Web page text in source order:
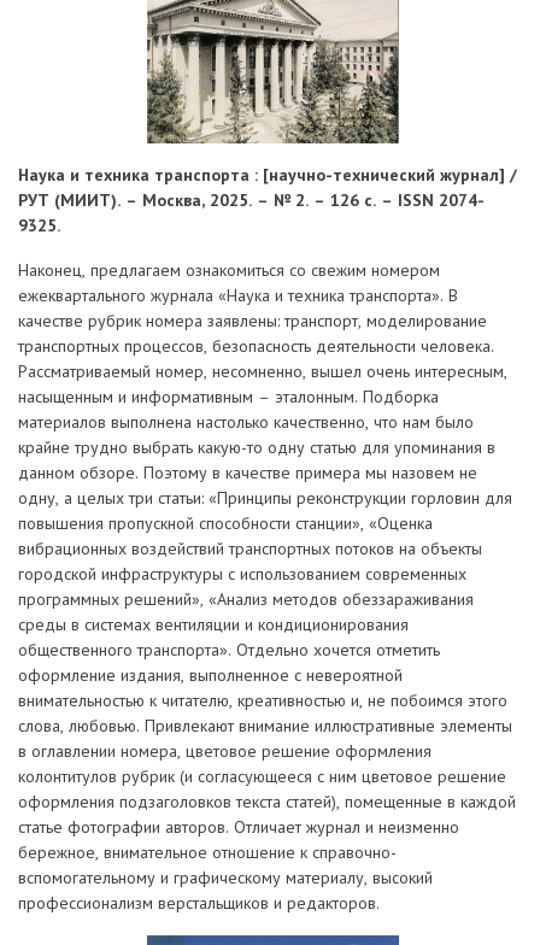
Наука и техника транспорта : [научно-технический журнал] /
РУТ (МИИТ). – Москва, 2025. – № 2. – 126 с. – ISSN 2074-
9325.
Наконец, предлагаем ознакомиться со свежим номером
ежеквартального журнала «Наука и техника транспорта». В
качестве рубрик номера заявлены: транспорт, моделирование
транспортных процессов, безопасность деятельности человека.
Рассматриваемый номер, несомненно, вышел очень интересным,
насыщенным и информативным – эталонным. Подборка
материалов выполнена настолько качественно, что нам было
крайне трудно выбрать какую-то одну статью для упоминания в
данном обзоре. Поэтому в качестве примера мы назовем не
одну, а целых три статьи: «Принципы реконструкции горловин для
повышения пропускной способности станции», «Оценка
вибрационных воздействий транспортных потоков на объекты
городской инфраструктуры с использованием современных
программных решений», «Анализ методов обеззараживания
среды в системах вентиляции и кондиционирования
общественного транспорта». Отдельно хочется отметить
оформление издания, выполненное с невероятной
внимательностью к читателю, креативностью и, не побоимся этого
слова, любовью. Привлекают внимание иллюстративные элементы
в оглавлении номера, цветовое решение оформления
колонтитулов рубрик (и согласующееся с ним цветовое решение
оформления подзаголовков текста статей), помещенные в каждой
статье фотографии авторов. Отличает журнал и неизменно
бережное, внимательное отношение к справочно-
вспомогательному и графическому материалу, высокий
профессионализм верстальщиков и редакторов.